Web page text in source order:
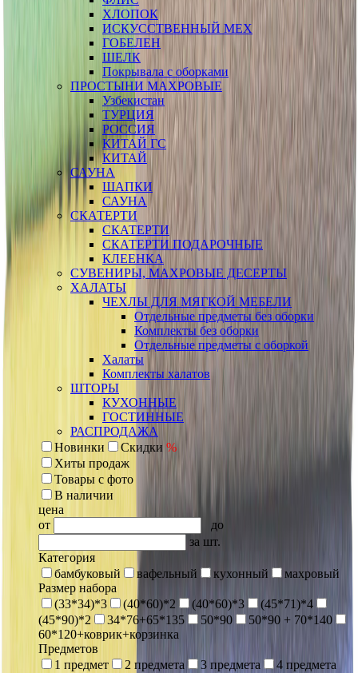
ХЛОПОК
ИСКУССТВЕННЫЙ МЕХ
ГОБЕЛЕН
ШЕЛК
Покрывала с оборками
ПРОСТЫНИ МАХРОВЫЕ
Узбекистан
ТУРЦИЯ
РОССИЯ
КИТАЙ ГС
КИТАЙ
САУНА
ШАПКИ
САУНА
СКАТЕРТИ
СКАТЕРТИ
СКАТЕРТИ ПОДАРОЧНЫЕ
КЛЕЕНКА
СУВЕНИРЫ, МАХРОВЫЕ ДЕСЕРТЫ
ХАЛАТЫ
ЧЕХЛЫ ДЛЯ МЯГКОЙ МЕБЕЛИ
Отдельные предметы без оборки
Комплекты без оборки
Отдельные предметы с оборкой
Халаты
Комплекты халатов
ШТОРЫ
КУХОННЫЕ
ГОСТИННЫЕ
РАСПРОДАЖА
Новинки
Скидки %
Хиты продаж
Товары с фото
В наличии
цена
от
до
за шт.
Категория
бамбуковый
вафельный кухонный
махровый
Размер набора
(33*34)*3
(40*60)*2 (40*60)*3
(45*71)*4
(45*90)*2
34*76+65*135 50*90
50*90 + 70*140
60*120+коврик+корзинка
Предметов
1 предмет
2 предмета 3 предмета
4 предмета